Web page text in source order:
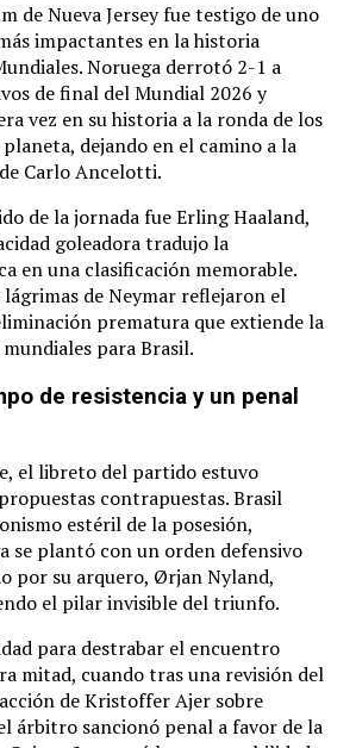
de Nueva Jersey fue testigo de uno
impactantes en la historia
Noruega derrotó 2-1 a
de final del Mundial 2026 y
vez en su historia a la ronda de los
dejando en el camino a la
Carlo Ancelotti.
de la jornada fue Erling Haaland,
goleadora tradujo la
en una clasificación memorable.
de Neymar reflejaron el
prematura que extiende la
para Brasil.
de resistencia y un penal
el libreto del partido estuvo
contrapuestas.Brasil
estéril de la posesión,
se plantó con un orden defensivo
por su arquero, Ørjan Nyland,
el pilar invisible del triunfo.
para destrabar el encuentro
mitad, cuando tras una revisión del
de Kristoffer Ajer sobre
árbitro sancionó penal a favor de la